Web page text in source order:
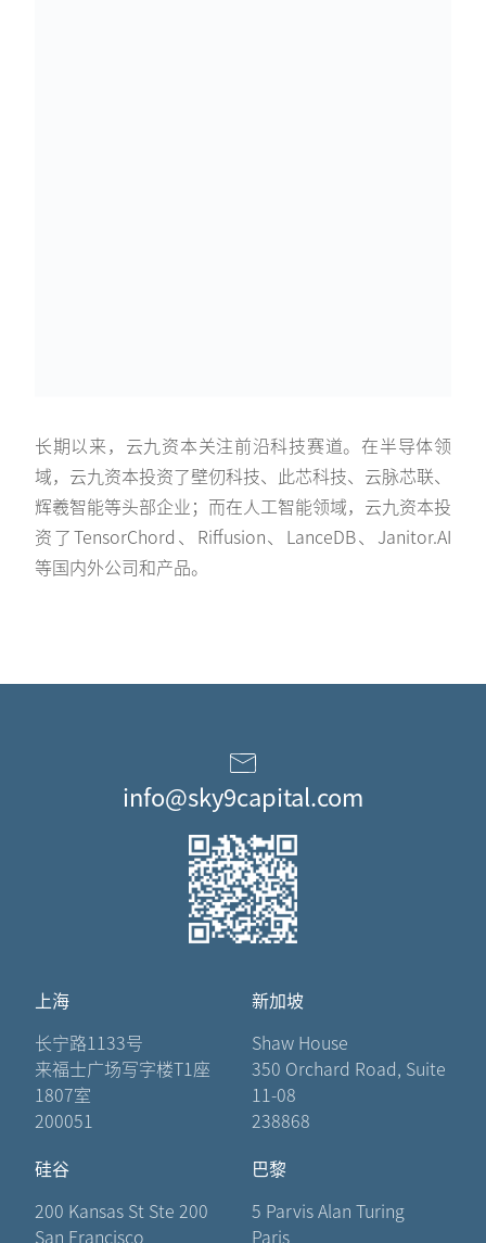
长期以来，云九资本关注前沿科技赛道。在半导体领
域，云九资本投资了壁仞科技、此芯科技、云脉芯联、
辉羲智能等头部企业；而在人工智能领域，云九资本投
资了TensorChord、Riffusion、LanceDB、Janitor.AI
等国内外公司和产品。
info@sky9capital.com
上海
长宁路1133号
来福士广场写字楼T1座
1807室
200051
新加坡
Shaw House
350 Orchard Road, Suite
11-08
238868
硅谷
200 Kansas St Ste 200
San Francisco
巴黎
5 Parvis Alan Turing
Paris